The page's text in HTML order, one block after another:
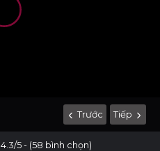
Trước Tiếp
4.3/5 - (58 bình chọn)